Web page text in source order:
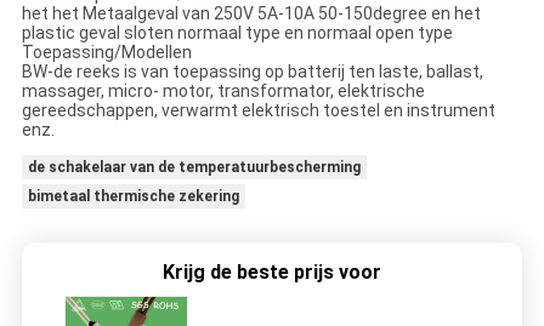
het het Metaalgeval van 250V 5A-10A 50-150degree en het
plastic geval sloten normaal type en normaal open type
Toepassing/Modellen
BW-de reeks is van toepassing op batterij ten laste, ballast,
massager, micro- motor, transformator, elektrische
gereedschappen, verwarmt elektrisch toestel en instrument
enz.
de schakelaar van de temperatuurbescherming
bimetaal thermische zekering
Krijg de beste prijs voor